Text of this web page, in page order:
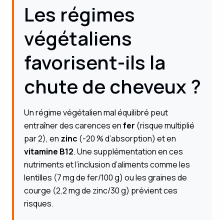
Les régimes
végétaliens
favorisent-ils la
chute de cheveux ?
Un régime végétalien mal équilibré peut
entraîner des carences enfer (risque multiplié
par 2), en zinc (-20 % d’absorption) et en
vitamine B12. Une supplémentation en ces
nutriments et l’inclusion d’aliments comme les
lentilles (7 mg de fer/100 g) ou les graines de
courge (2,2 mg de zinc/30 g) prévient ces
risques.